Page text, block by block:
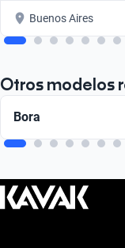
Buenos Aires
Otros modelos
Bora